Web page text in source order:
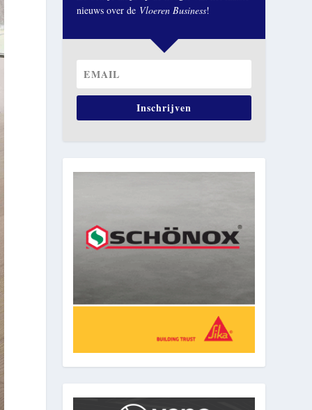
nieuws over de Vloeren Business!
Inschrijven